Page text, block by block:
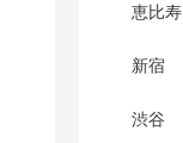
恵比寿
新宿
渋谷